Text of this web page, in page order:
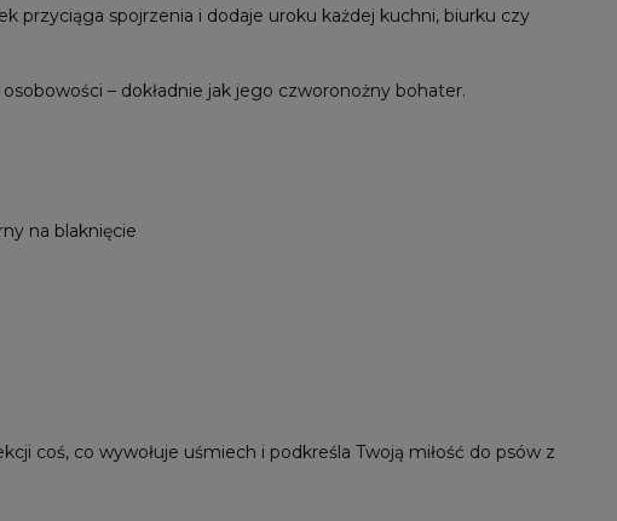
przyciąga spojrzenia i dodaje uroku każdej kuchni, biurku czy
– dokładnie jak jego czworonożny bohater.
na blaknięcie
coś, co wywołuje uśmiech i podkreśla Twoją miłość do psów z